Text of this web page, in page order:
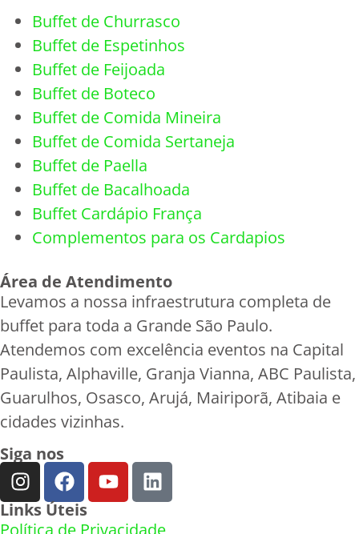
Buffet de Churrasco
Buffet de Espetinhos
Buffet de Feijoada
Buffet de Boteco
Buffet de Comida Mineira
Buffet de Comida Sertaneja
Buffet de Paella
Buffet de Bacalhoada
Buffet Cardápio França
Complementos para os Cardapios
Área de Atendimento
Levamos a nossa infraestrutura completa de
buffet para toda a Grande São Paulo.
Atendemos com excelência eventos na Capital
Paulista, Alphaville, Granja Vianna, ABC Paulista,
Guarulhos, Osasco, Arujá, Mairiporã, Atibaia e
cidades vizinhas.
Siga nos
Links Úteis
Política de Privacidade